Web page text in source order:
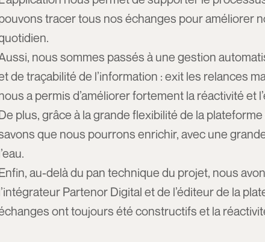
tracer tous nos échanges pour améliorer
nous sommes passés à une gestion
de traçabilité de l’information : exit les relances
a permis d’améliorer fortement la réactivité et
plus, grâce à la grande flexibilité de la
que nous pourrons enrichir, avec une
au-delà du pan technique du projet, nous
Partenor Digital et de l’éditeur de la
ont toujours été constructifs et la